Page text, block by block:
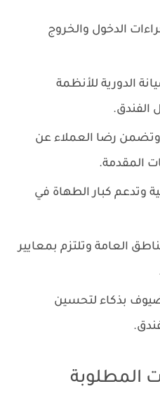
الدخول والخروج
الدورية للأنظمة
الفندق.
وتضمن رضا العملاء عن
المقدمة.
وتدعم كبار الطهاة في
العامة وتلتزم بمعايير
بذكاء لتحسين
المطلوبة